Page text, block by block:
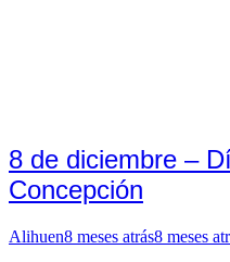
8 de diciembre –
Concepción
Alihuen8 meses atrás8 meses